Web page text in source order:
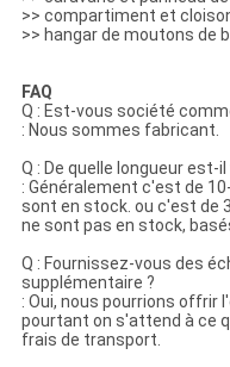
>> compartiment et
>> hangar de moutons de
FAQ
Q : Est-vous société
: Nous sommes fabricant.
Q : De quelle longueur est-
: Généralement c'est de
sont en stock. ou c'est de
ne sont pas en stock,
Q : Fournissez-vous des
supplémentaire ?
: Oui, nous pourrions offrir
pourtant on s'attend à ce
frais de transport.